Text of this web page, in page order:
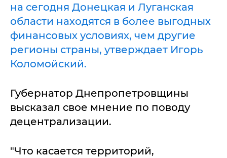
на сегодня Донецкая и Луганская
области находятся в более выгодных
финансовых условиях, чем другие
регионы страны, утверждает Игорь
Коломойский.
Губернатор Днепропетровщины
высказал свое мнение по поводу
децентрализации.
"Что касается территорий,